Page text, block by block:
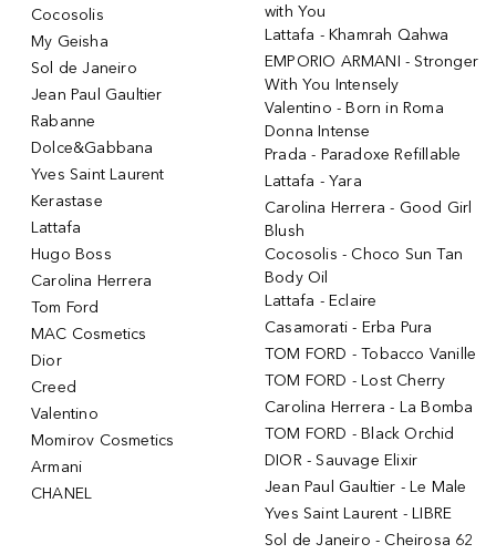
Cocosolis
My Geisha
Sol de Janeiro
Jean Paul Gaultier
Rabanne
Dolce&Gabbana
Yves Saint Laurent
Kerastase
Lattafa
Hugo Boss
Carolina Herrera
Tom Ford
MAC Cosmetics
Dior
Creed
Valentino
Momirov Cosmetics
Armani
CHANEL
with You
Lattafa - Khamrah Qahwa
EMPORIO ARMANI - Stronger
With You Intensely
Valentino - Born in Roma
Donna Intense
Prada - Paradoxe Refillable
Lattafa - Yara
Carolina Herrera - Good Girl
Blush
Cocosolis - Choco Sun Tan
Body Oil
Lattafa - Eclaire
Casamorati - Erba Pura
TOM FORD - Tobacco Vanille
TOM FORD - Lost Cherry
Carolina Herrera - La Bomba
TOM FORD - Black Orchid
DIOR - Sauvage Elixir
Jean Paul Gaultier - Le Male
Yves Saint Laurent - LIBRE
Sol de Janeiro - Cheirosa 62